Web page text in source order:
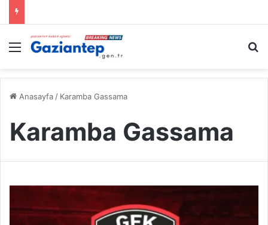
Menü
Anasayfa / Karamba Gassama
Karamba Gassama